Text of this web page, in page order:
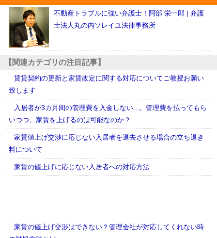
不動産トラブルに強い弁護士！阿部 栄一郎 | 弁護
士法人丸の内ソレイユ法律事務所
【関連カテゴリの注目記事】
賃貸契約の更新と家賃改定に関する対応についてご教授お願い
致します
入居者が3カ月間の管理費を入金しない...。管理費を払ってもら
いつつ、家賃を上げるのは可能なのか？
家賃値上げ交渉に応じない入居者を退去させる場合の立ち退き
料について
家賃の値上げに応じない入居者への対応方法
家賃の値上げ交渉はできない？管理会社が対応してくれない時